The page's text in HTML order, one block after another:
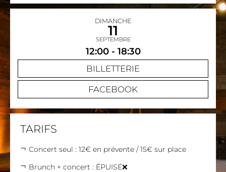
DIMANCHE
11
SEPTEMBRE
12:00 - 18:30
BILLETTERIE
FACEBOOK
TARIFS
Concert seul : 12€ en prévente / 15€ sur place
Brunch + concert : ÉPUISÉ❌